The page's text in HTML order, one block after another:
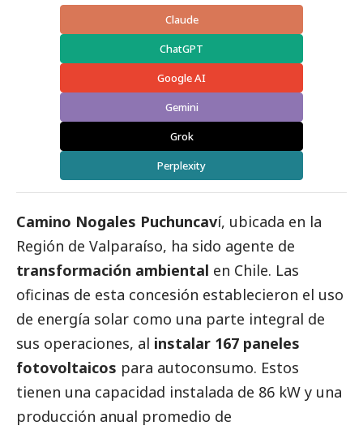
Claude
ChatGPT
Google AI
Gemini
Grok
Perplexity
Camino Nogales Puchuncaví, ubicada en la
Región de Valparaíso, ha sido agente de
transformación ambiental en Chile. Las
oficinas de esta concesión establecieron el uso
de energía solar como una parte integral de
sus operaciones, al instalar 167 paneles
fotovoltaicos para autoconsumo. Estos
tienen una capacidad instalada de 86 kW y una
producción anual promedio de